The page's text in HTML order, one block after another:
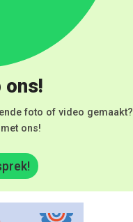
ons!
foto of video gemaakt?
ons!